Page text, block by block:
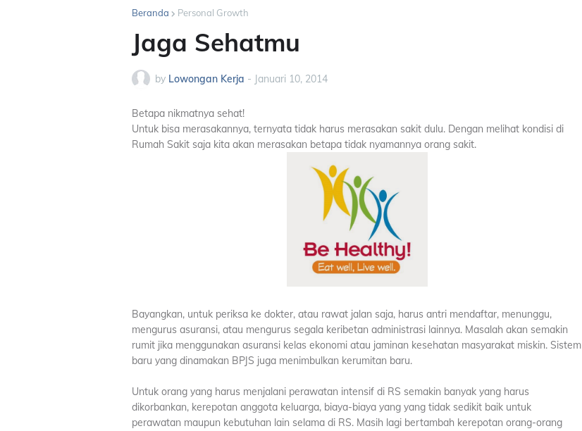
Beranda Personal Growth
Jaga Sehatmu
by Lowongan Kerja - Januari 10, 2014
Betapa nikmatnya sehat!
Untuk bisa merasakannya, ternyata tidak harus merasakan sakit dulu. Dengan melihat kondisi di
Rumah Sakit saja kita akan merasakan betapa tidak nyamannya orang sakit.
Bayangkan, untuk periksa ke dokter, atau rawat jalan saja, harus antri mendaftar, menunggu,
mengurus asuransi, atau mengurus segala keribetan administrasi lainnya. Masalah akan semakin
rumit jika menggunakan asuransi kelas ekonomi atau jaminan kesehatan masyarakat miskin. Sistem
baru yang dinamakan BPJS juga menimbulkan kerumitan baru.
Untuk orang yang harus menjalani perawatan intensif di RS semakin banyak yang harus
dikorbankan, kerepotan anggota keluarga, biaya-biaya yang yang tidak sedikit baik untuk
perawatan maupun kebutuhan lain selama di RS. Masih lagi bertambah kerepotan orang-orang